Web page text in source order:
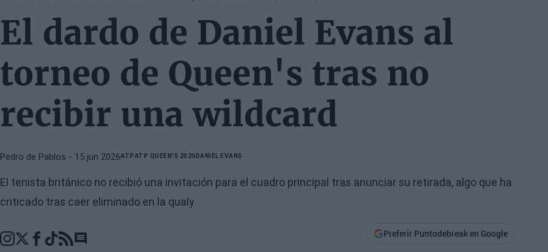
El dardo de Daniel Evans al
torneo de Queen's tras no
recibir una wildcard
Pedro de Pablos - 15 jun 2026ATPATP QUEEN'S 2026 DANIEL EVANS
El tenista británico no recibió una invitación para el cuadro principal tras anunciar su retirada, algo que ha
criticado tras caer eliminado en la qualy.
Go to comments section
Preferir Puntodebreak en Google